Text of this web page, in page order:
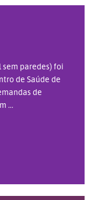
paredes) foi
de Saúde de
de
...